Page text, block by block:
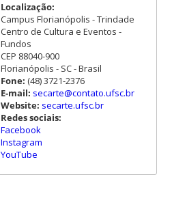
Localização:
Campus Florianópolis - Trindade
Centro de Cultura e Eventos -
Fundos
CEP 88040-900
Florianópolis - SC - Brasil
Fone: (48) 3721-2376
E-mail: secarte@contato.ufsc.br
Website: secarte.ufsc.br
Redes sociais:
Facebook
Instagram
YouTube